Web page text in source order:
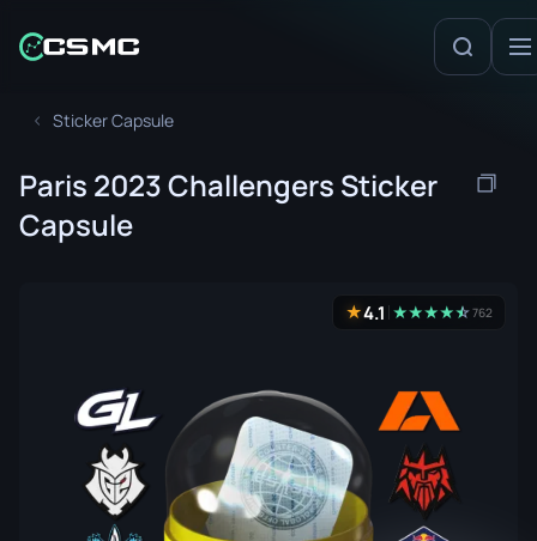
Sticker Capsule
Paris 2023 Challengers Sticker
Capsule
★4.1 ★★★★★
☆762